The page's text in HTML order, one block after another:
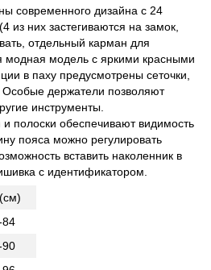
современного дизайна с 24
из них застегиваются на замок,
отдельный карман для
модель с яркими красными
в паху предусмотрены сеточки,
держатели позволяют
инструменты.
полоски обеспечивают видимость
пояса можно регулировать
вставить наколенник в
с идентификатором.
84
90